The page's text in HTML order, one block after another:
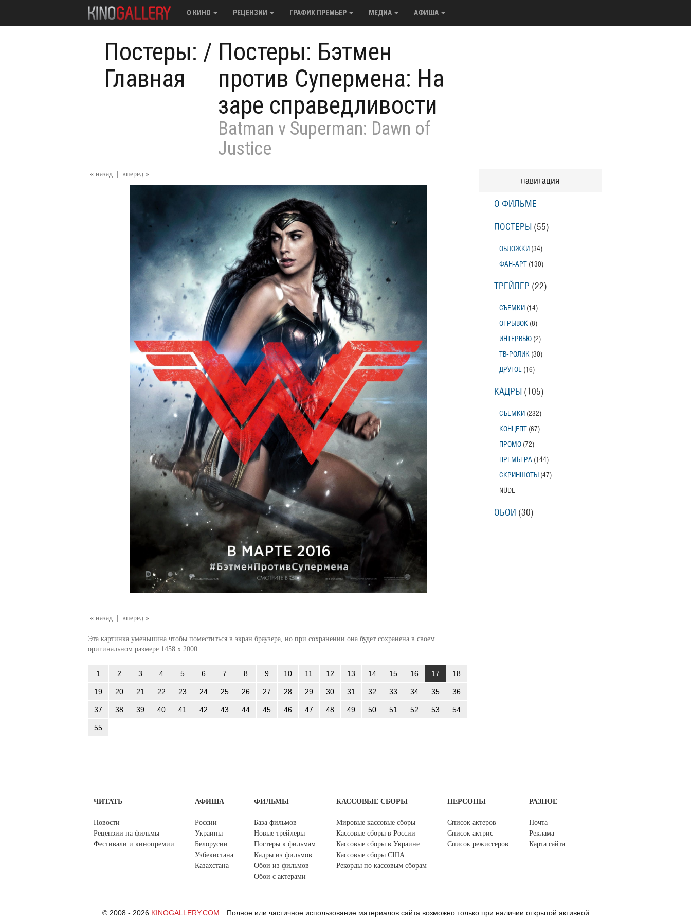
О КИНО РЕЦЕНЗИИ ГРАФИК ПРЕМЬЕР МЕДИА АФИША
Постеры:
Главная
/ Постеры: Бэтмен
против Супермена: На
заре справедливости
Batman v Superman: Dawn of
Justice
« назад вперед »
« назад вперед »
Эта картинка уменьшина чтобы поместиться в экран браузера, но при сохранении она будет сохранена в своем
оригинальном размере 1458 x 2000.
1 2 3 4 5 6 7 8 9 10 11 12 13 14 15 16 17 18
19 20 21 22 23 24 25 26 27 28 29 30 31 32 33 34 35 36
37 38 39 40 41 42 43 44 45 46 47 48 49 50 51 52 53 54
55
навигация
О ФИЛЬМЕ
ПОСТЕРЫ (55)
ОБЛОЖКИ (34)
ФАН-АРТ (130)
ТРЕЙЛЕР (22)
СЪЕМКИ (14)
ОТРЫВОК (8)
ИНТЕРВЬЮ (2)
ТВ-РОЛИК (30)
ДРУГОЕ (16)
КАДРЫ (105)
СЪЕМКИ (232)
КОНЦЕПТ (67)
ПРОМО (72)
ПРЕМЬЕРА (144)
СКРИНШОТЫ (47)
NUDE
ОБОИ (30)
ЧИТАТЬ
Новости
Рецензии на фильмы
Фестивали и кинопремии
АФИША
России
Украины
Белорусии
Узбекистана
Казахстана
ФИЛЬМЫ
База фильмов
Новые трейлеры
Постеры к фильмам
Кадры из фильмов
Обои из фильмов
Обои с актерами
КАССОВЫЕ СБОРЫ
Мировые кассовые сборы
Кассовые сборы в России
Кассовые сборы в Украине
Кассовые сборы США
Рекорды по кассовым сборам
ПЕРСОНЫ
Список актеров
Список актрис
Список режиссеров
РАЗНОЕ
Почта
Реклама
Карта сайта
© 2008 - 2026 KINOGALLERY.COM
Полное или частичное использование материалов сайта возможно только при наличии открытой активной